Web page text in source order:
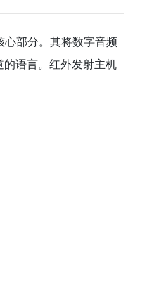
部分。其将数字音频
语言。红外发射主机